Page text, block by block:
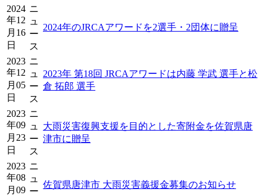
2024
年12
月16
日
ニ
ュ
ー
ス
2024年のJRCAアワードを2選手・2団体に贈呈
2023
年12
月05
日
ニ
ュ
ー
ス
2023年 第18回 JRCAアワードは内藤 学武 選手と松
倉 拓郎 選手
2023
年09
月23
日
ニ
ュ
ー
ス
大雨災害復興支援を目的とした寄附金を佐賀県唐
津市に贈呈
2023
年08
月09
ニ
ュ
ー
佐賀県唐津市 大雨災害義援金募集のお知らせ